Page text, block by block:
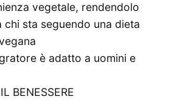
vegetale, rendendolo
chi sta seguendo una dieta
è adatto a uomini e
BENESSERE